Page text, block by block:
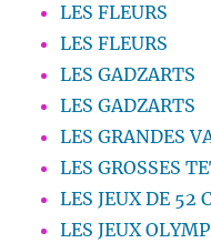
LES FLEURS
LES FLEURS
LES GADZARTS
LES GADZARTS
LES GRANDES
LES GROSSES
LES JEUX DE 52
LES JEUX